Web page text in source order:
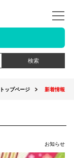
トップページ 新着情報
お知らせ